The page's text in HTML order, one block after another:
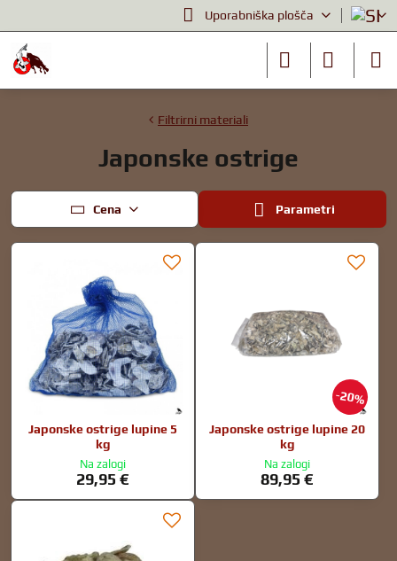
Uporabniška plošča
Filtrirni materiali
Japonske ostrige
Cena Parametri
Japonske ostrige lupine 5
kg
Na zalogi
29,95 €
20%
Japonske ostrige lupine 20
kg
Na zalogi
89,95 €